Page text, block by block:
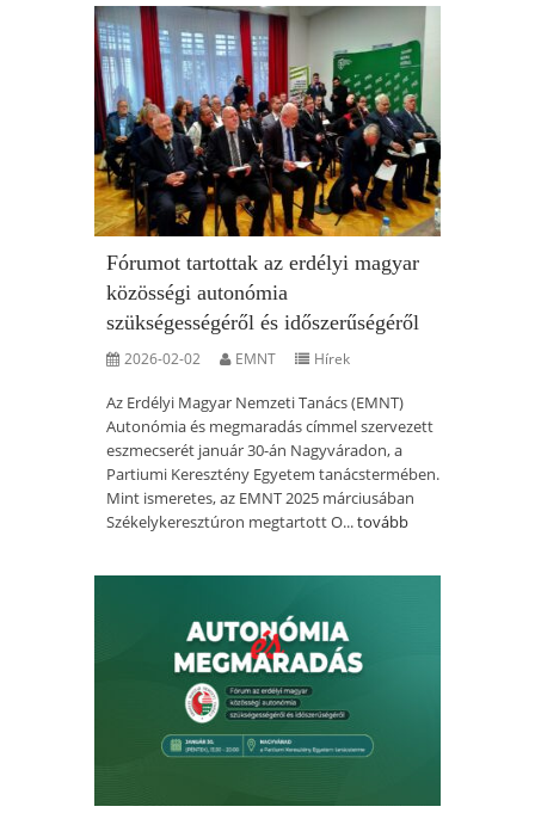
Fórumot tartottak az erdélyi magyar
közösségi autonómia
szükségességéről és időszerűségéről
2026-02-02 EMNT Hírek
Az Erdélyi Magyar Nemzeti Tanács (EMNT)
Autonómia és megmaradás címmel szervezett
eszmecserét január 30-án Nagyváradon, a
Partiumi Keresztény Egyetem tanácstermében.
Mint ismeretes, az EMNT 2025 márciusában
Székelykeresztúron megtartott O...tovább